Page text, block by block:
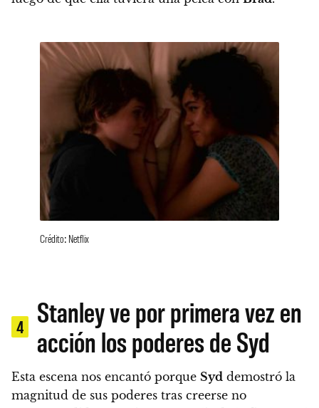
Crédito: Netflix
4
Stanley ve por primera vez en
acción los poderes de Syd
Esta escena nos encantó porque Syd demostró la
magnitud de sus poderes tras creerse no